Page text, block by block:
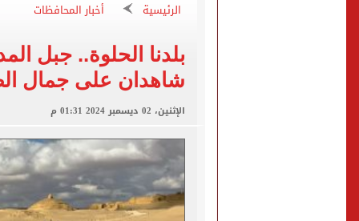
صفقة محمد صلاح تتصدر
محمود حميدة يحتفل بزفاف
إخلاء سبيل سائق أوبر
غلق جزئى لشارع جامعة الدول
الرئيسية أخبار المحافظات
بلدنا الحلوة.. جبل
شاهدان على جمال
الإثنين، 02 ديسمبر 2024 01:31 م